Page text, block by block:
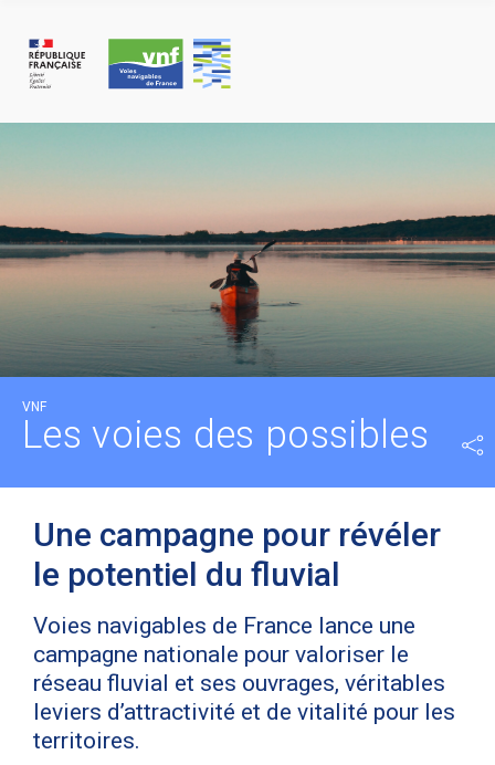
VNF
Les voies des possibles
Une campagne pour révéler
le potentiel du fluvial
Voies navigables de France lance une
campagne nationale pour valoriser le
réseau fluvial et ses ouvrages, véritables
leviers d’attractivité et de vitalité pour les
territoires.